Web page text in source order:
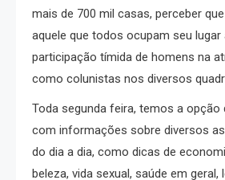
mais de 700 mil casas, perceber
aquele que todos ocupam seu lugar
participação tímida de homens na
como colunistas nos diversos
Toda segunda feira, temos a
com informações sobre diversos
do dia a dia, como dicas de
beleza, vida sexual, saúde em geral,